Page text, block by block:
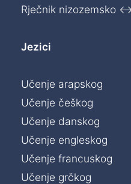
Rječnik nizozemsko
Jezici
Učenje arapskog
Učenje češkog
Učenje danskog
Učenje engleskog
Učenje francuskog
Učenje grčkog